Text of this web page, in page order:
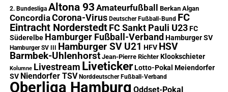
2. Bundesliga Altona 93 Amateurfußball Berkan Algan
ConcordiaCorona-Virus Deutscher Fußball-Bund FC
Eintracht Norderstedt FC Sankt Pauli U23 FC
Süderelbe Hamburger Fußball-Verband Hamburger SV
Hamburger SV III Hamburger SV U21 HFV HSV
Barmbek-Uhlenhorst Jean-Pierre Richter Klookschieter
Kolumne Livestream Liveticker Lotto-Pokal Meiendorfer
SV Niendorfer TSV Norddeutscher Fußball-Verband
Oberliga Hamburg Oddset-Pokal